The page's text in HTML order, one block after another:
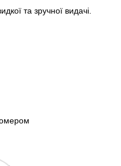
та зручної видачі.